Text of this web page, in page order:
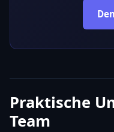
Praktische
Team